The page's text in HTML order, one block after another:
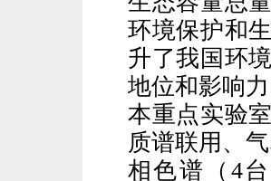
环境保护和
升了我国环
地位和影响
本重点实验
质谱联用、
相色谱（ 4